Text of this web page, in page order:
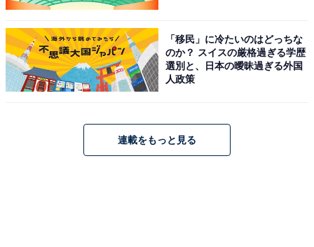
「移民」に冷たいのはどっちな
のか？ スイスの厳格過ぎる学歴
選別と、日本の曖昧過ぎる外国
人政策
連載をもっと見る